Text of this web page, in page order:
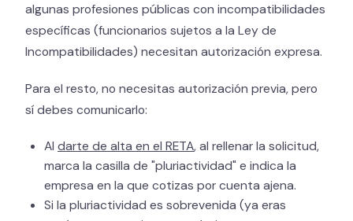
algunas profesiones públicas con incompatibilidades
específicas (funcionarios sujetos a la Ley de
Incompatibilidades) necesitan autorización expresa.
Para el resto, no necesitas autorización previa, pero
sí debes comunicarlo:
Al darte de alta en el RETA, al rellenar la solicitud,
marca la casilla de "pluriactividad" e indica la
empresa en la que cotizas por cuenta ajena.
Si la pluriactividad es sobrevenida (ya eras